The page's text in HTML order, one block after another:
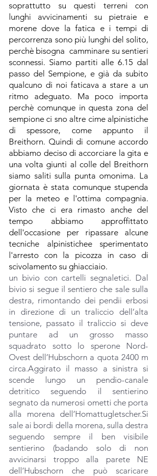
soprattutto su questi terreni con
lunghi avvicinamenti su pietraie e
morene dove la fatica e i tempi di
percorrenza sono più lunghi del solito,
perchè bisogna  camminare su sentieri
sconnessi. Siamo partiti alle 6.15 dal
passo del Sempione, e già da subito
qualcuno di noi faticava a stare a un
ritmo adeguato. Ma poco importa
perchè comunque in questa zona del
sempione ci sno altre cime alpinistiche
di spessore, come appunto il
Breithorn. Quindi di comune accordo
abbiamo deciso di accorciare la gita e
una volta giunti al colle del Breithorn
siamo saliti sulla punta omonima. La
giornata è stata comunque stupenda
per la meteo e l'ottima compagnia.
Visto che ci era rimasto anche del
tempo abbiamo approffittato
dell'occasione per ripassare alcune
tecniche alpinistichee sperimentato
l'arresto con la picozza in caso di
scivolamento su ghiacciaio.
un bivio con cartelli segnaletici. Dal
bivio si segue il sentiero che sale sulla
destra, rimontando dei pendii erbosi
in direzione di un traliccio dell’alta
tensione, passato il traliccio si deve
puntare ad un grosso masso
squadrato sotto lo sperone Nord-
Ovest dell’Hubschorn a quota 2400 m
circa.Aggirato il masso a sinistra si
scende lungo un pendio-canale
detritico seguendo il sentierino
segnato da numerosi ometti che porta
alla morena dell’Homattugletscher.Si
sale ai bordi della morena, sulla destra
seguendo sempre il ben visibile
sentierino (badando solo di non
avvicinarsi troppo alla parete NE
dell’Hubschorn che può scaricare